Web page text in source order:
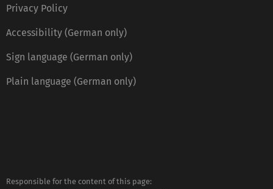
Privacy Policy
Accessibility (German only)
Sign language (German only)
Plain language (German only)
Responsible for the content of this page: